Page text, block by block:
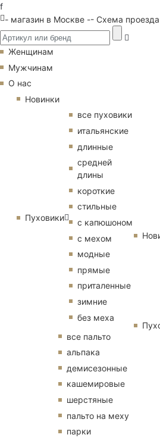
f
- магазин в Москве -- Схема
Женщинам
Мужчинам
О нас
Новинки
Пуховики
все пуховики
итальянские
длинные
средней
длины
короткие
стильные
с капюшоном
с мехом
модные
прямые
приталенные
зимние
без меха
все пальто
альпака
демисезонные
кашемировые
шерстяные
пальто на меху
парки